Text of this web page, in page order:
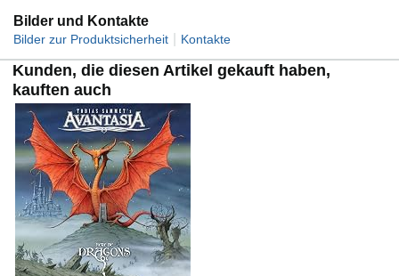
Bilder und Kontakte
Bilder zur Produktsicherheit Kontakte
Kunden, die diesen Artikel gekauft haben,
kauften auch